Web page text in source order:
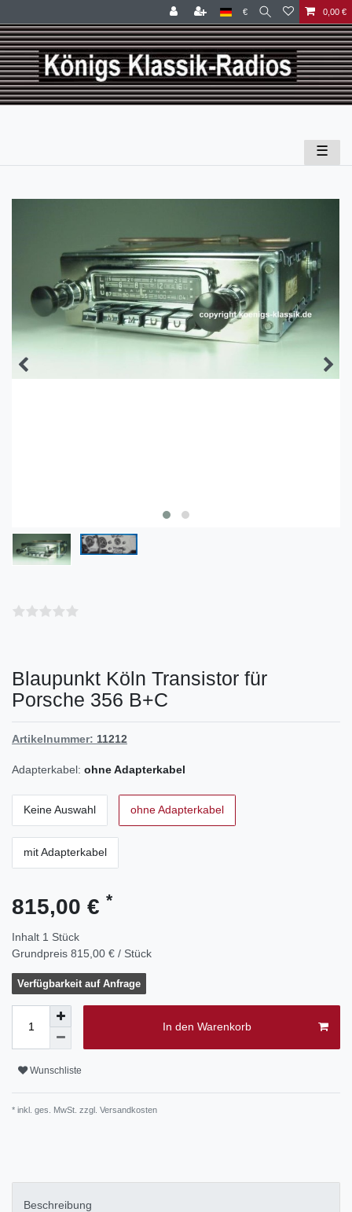
€ 0,00 €
☰
Blaupunkt Köln Transistor für
Porsche 356 B+C
Artikelnummer: 11212
Adapterkabel: ohne Adapterkabel
Keine Auswahl ohne Adapterkabel
mit Adapterkabel
815,00 € *
Inhalt 1 Stück
Grundpreis 815,00 € / Stück
Verfügbarkeit auf Anfrage
In den Warenkorb
Wunschliste
* inkl. ges. MwSt. zzgl. Versandkosten
Beschreibung